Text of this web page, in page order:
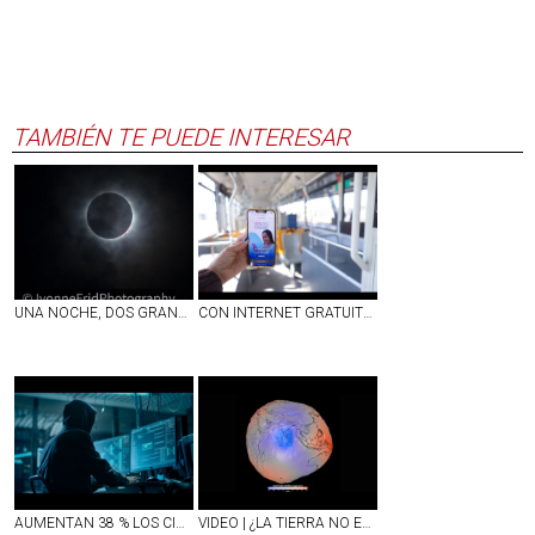
TAMBIÉN TE PUEDE INTERESAR
UNA NOCHE, DOS GRANDES ESPECTÁCULOS ASTRONÓMICOS: ECLIPSE TOTAL DE SOL Y LLUVIA DE ESTRELLAS CON INTERNET GRATUITO EN ESCUELAS, CAMIONES Y ESPACIOS PÚBLICOS, AGUASCALIENTES FORTALECE SU CONECTIVIDAD
AUMENTAN 38 % LOS CIBERATAQUES EN MÉXICO; REPORTAN DÉFICIT DE 77 MIL EXPERTOS PARA COMBATIRLOS VIDEO | ¿LA TIERRA NO ES REDONDA?; NASA DIFUNDE IMAGEN INÉDITA DEL PLANETA Y ASÍ DE IMPRESIONANTE LUCE